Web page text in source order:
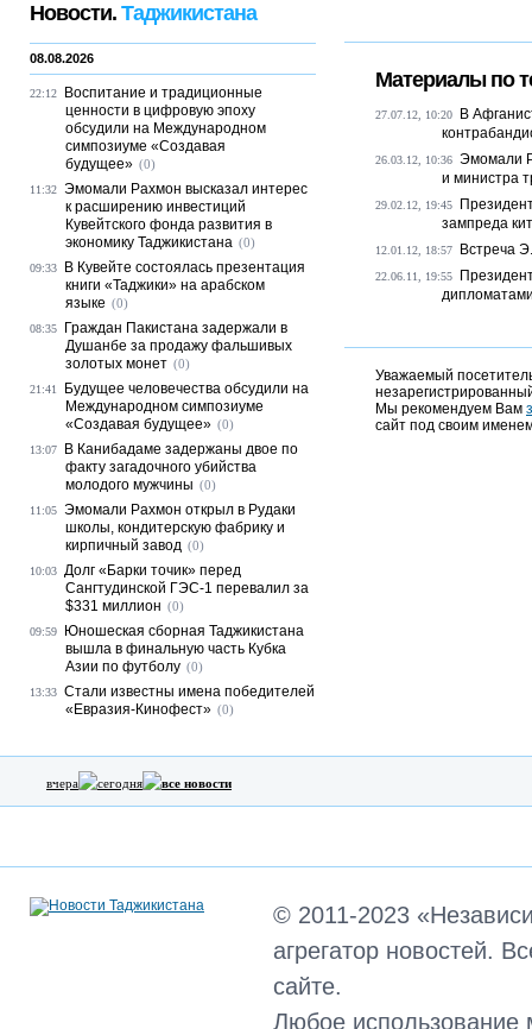
Материалы по
27.07.12, 10:20
В
26.03.12, 10:36 Эмомали
и министра
29.02.12, 19:45
зампреда
12.01.12, 18:57 Встреча
22.06.11, 19:55
Уважаемый
Мы рекомендуем Вам
сайт под своим
Новости. Таджикистана
08.08.2026
22:12
Воспитание и традиционные
ценности в цифровую эпоху
обсудили на Международном
симпозиуме «Создавая
будущее» (0)
11:32 Эмомали Рахмон высказал интерес
к расширению инвестиций
Кувейтского фонда развития в
экономику Таджикистана (0)
09:33
В Кувейте состоялась презентация
книги «Таджики» на арабском
языке (0)
08:35
Граждан Пакистана задержали в
Душанбе за продажу фальшивых
золотых монет (0)
21:41
Будущее человечества обсудили на
Международном симпозиуме
«Создавая будущее» (0)
13:07
В Канибадаме задержаны двое по
факту загадочного убийства
молодого мужчины (0)
11:05 Эмомали Рахмон открыл в Рудаки
школы, кондитерскую фабрику и
кирпичный завод (0)
10:03 Долг «Барки точик» перед
Сангтудинской ГЭС-1 перевалил за
$331 миллион (0)
09:59
Юношеская сборная Таджикистана
вышла в финальную часть Кубка
Азии по футболу (0)
13:33 Стали известны имена победителей
«Евразия-Кинофест» (0)
вчера сегодня все новости
© 2011-2023
агрегатор новостей.
сайте.
Любое использование